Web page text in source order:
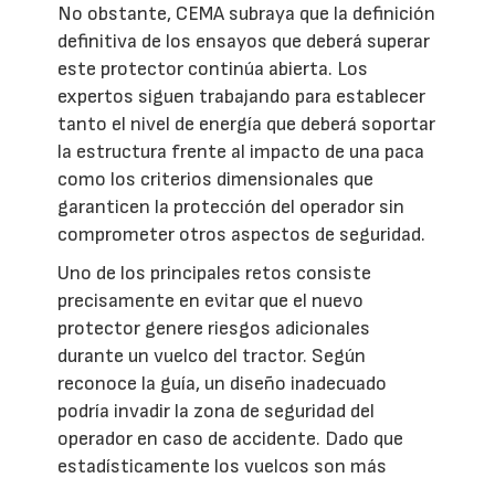
No obstante, CEMA subraya que la definición
definitiva de los ensayos que deberá superar
este protector continúa abierta. Los
expertos siguen trabajando para establecer
tanto el nivel de energía que deberá soportar
la estructura frente al impacto de una paca
como los criterios dimensionales que
garanticen la protección del operador sin
comprometer otros aspectos de seguridad.
Uno de los principales retos consiste
precisamente en evitar que el nuevo
protector genere riesgos adicionales
durante un vuelco del tractor. Según
reconoce la guía, un diseño inadecuado
podría invadir la zona de seguridad del
operador en caso de accidente. Dado que
estadísticamente los vuelcos son más